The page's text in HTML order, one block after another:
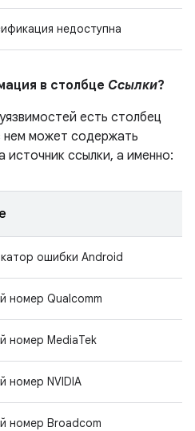
недоступна
в столбце Ссылки?
есть столбец
нем может содержать
ссылки, а именно:
ошибки Android
номер Qualcomm
номер MediaTek
номер NVIDIA
номер Broadcom